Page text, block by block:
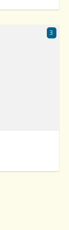
3